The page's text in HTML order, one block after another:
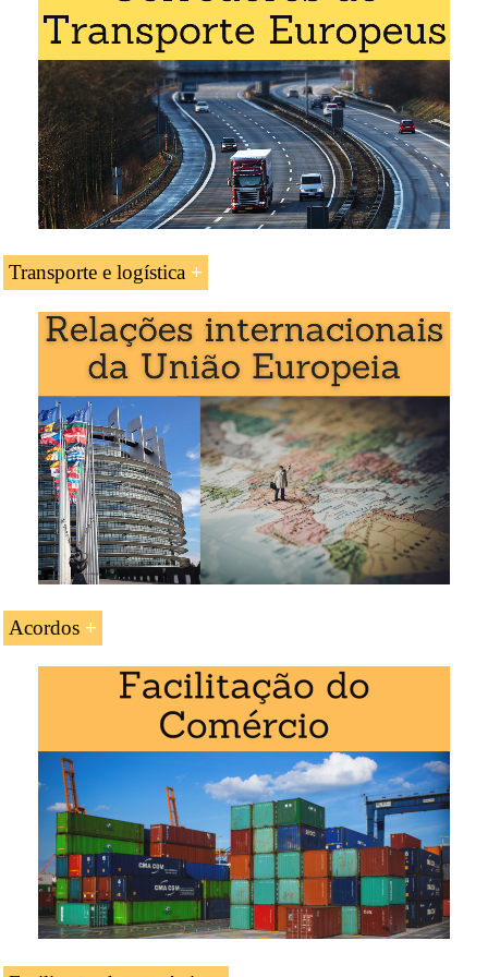
Mestrado em Negócios Internacionais,Comércio
Exterior.
+ Francia
Créditos da UC «Negócios na França»: 3
Duração: três semanas
Transporte e logística
Corredores de Transporte Europeus
Corredor de Transporte Atlântico (Portugal-
Espanha-França-Alemanha)
Corredor Mar do Norte-Mediterrâneo (Irlanda,
França)
Acesso ao Corredor Mar do Norte-Báltico
Acordos